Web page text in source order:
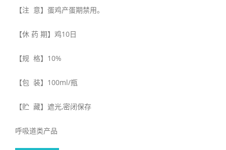
【注 意】蛋鸡产蛋期禁用。
【休 药 期】鸡10日
【规 格】10%
【包 装】100ml/瓶
【贮 藏】遮光,密闭保存
呼吸道类产品